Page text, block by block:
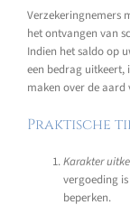
Verzekeringnemers
het ontvangen van
Indien het saldo op
een bedrag uitkeert,
maken over de
Praktische
Karakter
vergoeding
beperken.